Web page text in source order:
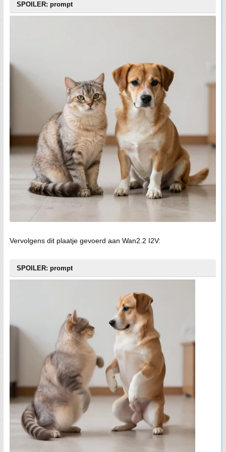
SPOILER: prompt
Vervolgens dit plaatje gevoerd aan Wan2.2 I2V:
SPOILER: prompt